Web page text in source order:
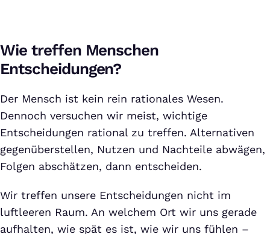
Wie treffen Menschen
Entscheidungen?
Der Mensch ist kein rein rationales Wesen.
Dennoch versuchen wir meist, wichtige
Entscheidungen rational zu treffen. Alternativen
gegenüberstellen, Nutzen und Nachteile abwägen,
Folgen abschätzen, dann entscheiden.
Wir treffen unsere Entscheidungen nicht im
luftleeren Raum. An welchem Ort wir uns gerade
aufhalten, wie spät es ist, wie wir uns fühlen –